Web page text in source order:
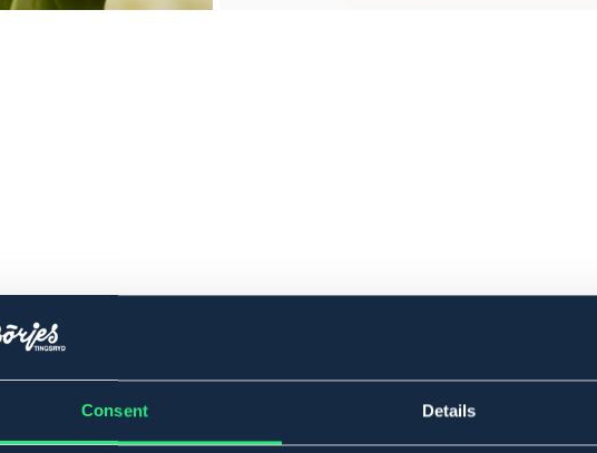
Consent Details